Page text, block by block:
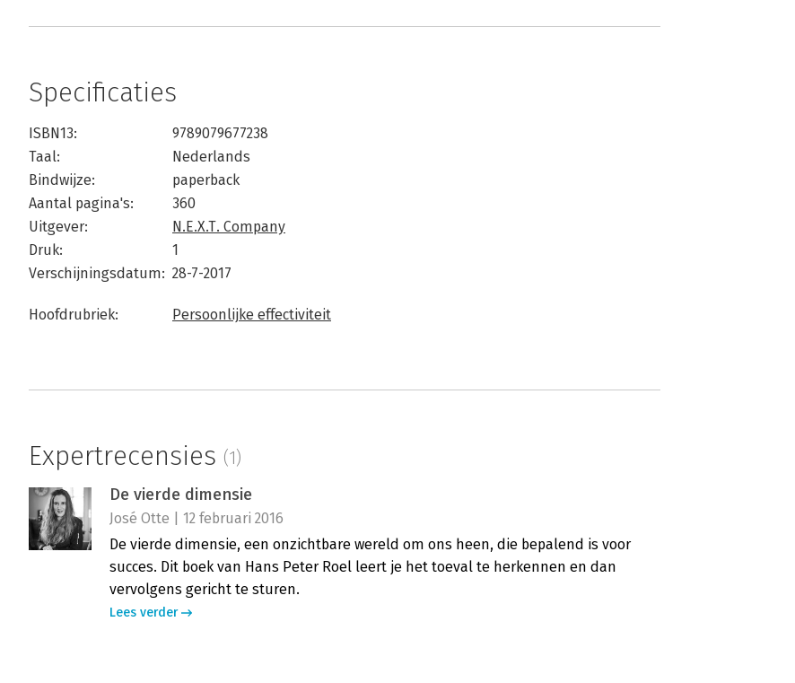
Specificaties
ISBN13:
9789079677238
Taal:
Nederlands
Bindwijze:
paperback
Aantal pagina's:
360
Uitgever:
N.E.X.T. Company
Druk:
1
Verschijningsdatum: 28-7-2017
Hoofdrubriek: Persoonlijke effectiviteit
Expertrecensies (1)
De vierde dimensie
José Otte | 12 februari 2016
De vierde dimensie, een onzichtbare wereld om ons heen, die bepalend is voor
succes. Dit boek van Hans Peter Roel leert je het toeval te herkennen en dan
vervolgens gericht te sturen.
Lees verder